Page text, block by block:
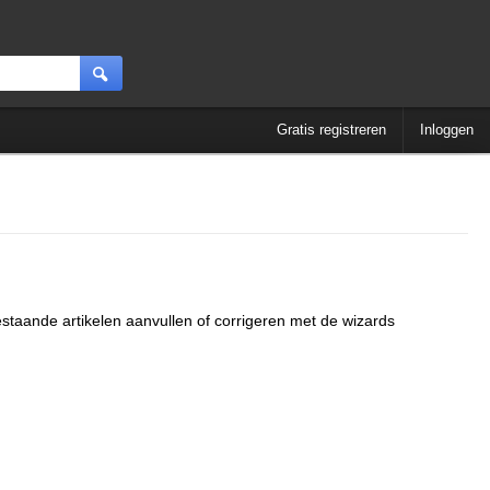
Gratis registreren Inloggen
artikelen aanvullen of corrigeren met de wizards